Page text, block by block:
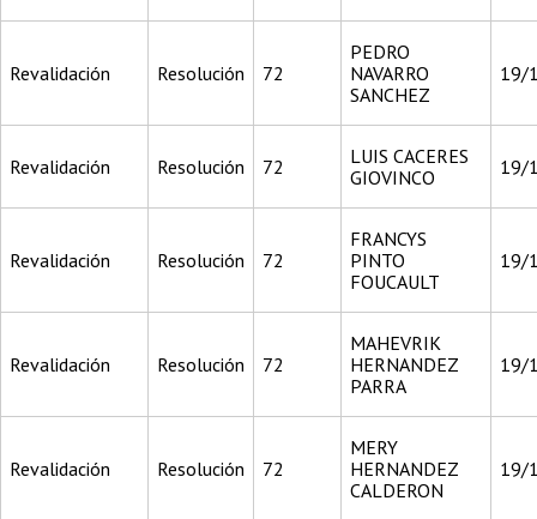
Revalidación Resolución 72
PEDRO
NAVARRO
SANCHEZ
19/
Revalidación Resolución 72
LUIS CACERES
GIOVINCO
19/
Revalidación Resolución 72
FRANCYS
PINTO
FOUCAULT
19/
Revalidación Resolución 72
MAHEVRIK
HERNANDEZ
PARRA
19/
Revalidación Resolución 72
MERY
HERNANDEZ
CALDERON
19/